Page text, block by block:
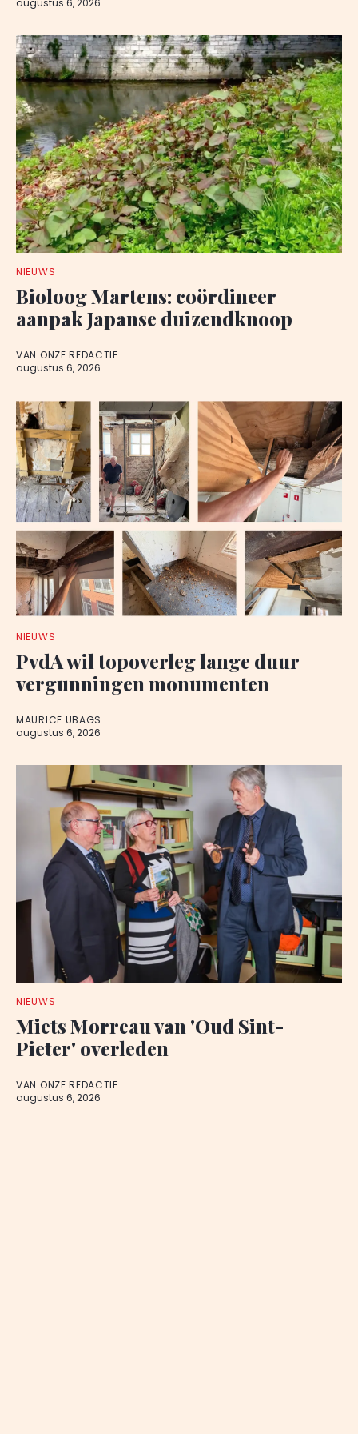
augustus 6, 2026
NIEUWS
Bioloog Martens: coördineer
aanpak Japanse duizendknoop
VAN ONZE REDACTIE
augustus 6, 2026
NIEUWS
PvdA wil topoverleg lange duur
vergunningen monumenten
MAURICE UBAGS
augustus 6, 2026
NIEUWS
Miets Morreau van 'Oud Sint-
Pieter' overleden
VAN ONZE REDACTIE
augustus 6, 2026